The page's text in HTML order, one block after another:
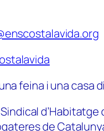
feina i una casa
d’Habitatge
de